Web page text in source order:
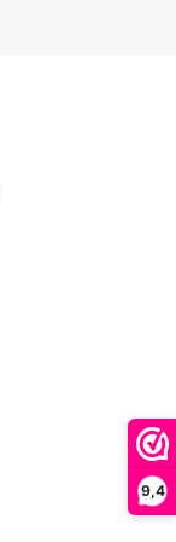
9,4